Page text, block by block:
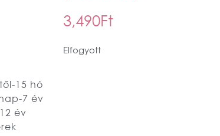
15 hó
7 év
év
3,490Ft
Elfogyott